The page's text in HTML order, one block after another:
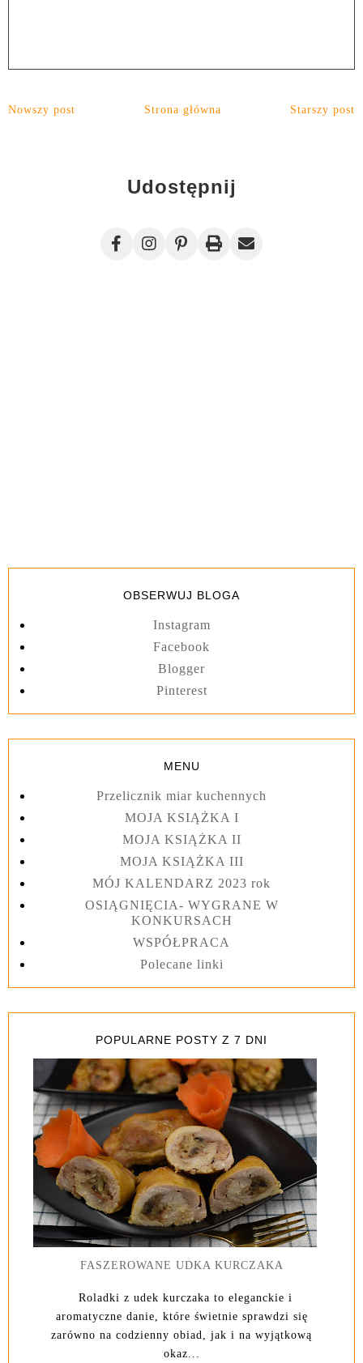
Nowszy post Starszy post
Strona główna
Udostępnij
OBSERWUJ BLOGA
Instagram
Facebook
Blogger
Pinterest
MENU
Przelicznik miar kuchennych
MOJA KSIĄŻKA I
MOJA KSIĄŻKA II
MOJA KSIĄŻKA III
MÓJ KALENDARZ 2023 rok
OSIĄGNIĘCIA- WYGRANE W
KONKURSACH
WSPÓŁPRACA
Polecane linki
POPULARNE POSTY Z 7 DNI
FASZEROWANE UDKA KURCZAKA
Roladki z udek kurczaka to eleganckie i
aromatyczne danie, które świetnie sprawdzi się
zarówno na codzienny obiad, jak i na wyjątkową
okaz...